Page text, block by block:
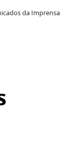
da Imprensa